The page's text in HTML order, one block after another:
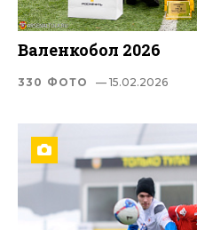
Валенкобол 2026
330 ФОТО — 15.02.2026